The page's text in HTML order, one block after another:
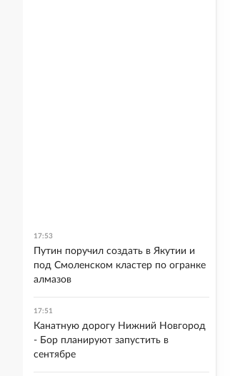
17:53
Путин поручил создать в Якутии и
под Смоленском кластер по огранке
алмазов
17:51
Канатную дорогу Нижний Новгород
- Бор планируют запустить в
сентябре